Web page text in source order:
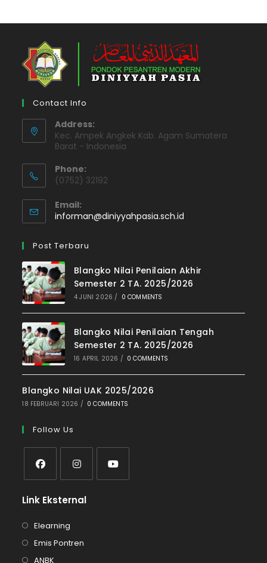
Contact Info
Address:
Kec. Ampek Angkek Kab. Agam Sumatera
Barat - Indonesia
Phone:
(0752) 32192
Email:
informan@diniyyahpasia.sch.id
Post Terbaru
Blangko Nilai Penilaian Akhir
Semester 2 TA. 2025/2026
4 JUNI 2026 / 0 COMMENTS
Blangko Nilai Penilaian Tengah
Semester 2 TA. 2025/2026
16 APRIL 2026 / 0 COMMENTS
Blangko Nilai UAK 2025/2026
18 FEBRUARI 2026 / 0 COMMENTS
Follow Us
Link Eksternal
Elearning
Emis Pontren
ANBK